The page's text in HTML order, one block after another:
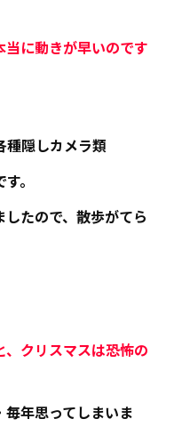
に動きが早いのです
種隠しカメラ類
。
たので、散歩がてら
クリスマスは恐怖の
年思ってしまいま